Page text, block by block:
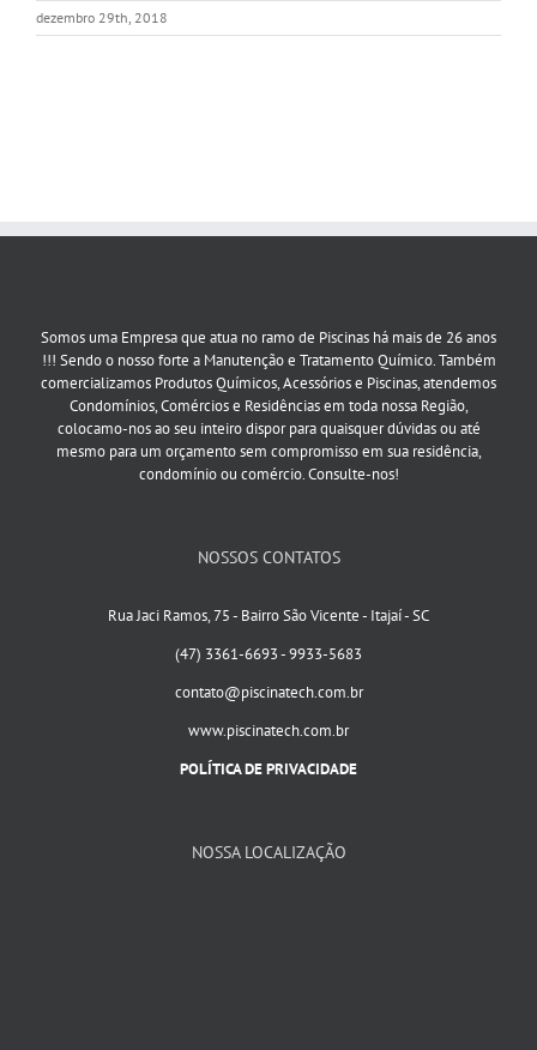
dezembro 29th, 2018
Somos uma Empresa que atua no ramo de Piscinas há mais de 26 anos
!!! Sendo o nosso forte a Manutenção e Tratamento Químico. Também
comercializamos Produtos Químicos, Acessórios e Piscinas, atendemos
Condomínios, Comércios e Residências em toda nossa Região,
colocamo-nos ao seu inteiro dispor para quaisquer dúvidas ou até
mesmo para um orçamento sem compromisso em sua residência,
condomínio ou comércio. Consulte-nos!
NOSSOS CONTATOS
Rua Jaci Ramos, 75 - Bairro São Vicente - Itajaí - SC
(47) 3361-6693 - 9933-5683
contato@piscinatech.com.br
www.piscinatech.com.br
POLÍTICA DE PRIVACIDADE
NOSSA LOCALIZAÇÃO